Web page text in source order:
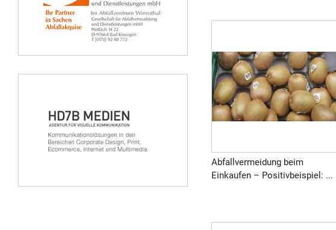
Abfallvermeidung beim
Einkaufen – Positivbeispiel: ...